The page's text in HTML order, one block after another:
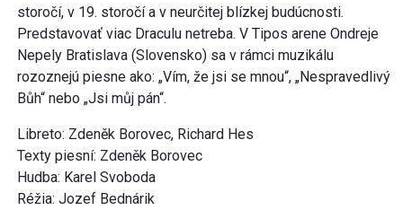
storočí, v 19. storočí a v neurčitej blízkej budúcnosti.
Predstavovať viac Draculu netreba. V Tipos arene Ondreje
Nepely Bratislava (Slovensko) sa v rámci muzikálu
rozoznejú piesne ako: „Vím, že jsi se mnou“, „Nespravedlivý
Bůh“ nebo „Jsi můj pán“.
Libreto: Zdeněk Borovec, Richard Hes
Texty piesní: Zdeněk Borovec
Hudba: Karel Svoboda
Réžia: Jozef Bednárik